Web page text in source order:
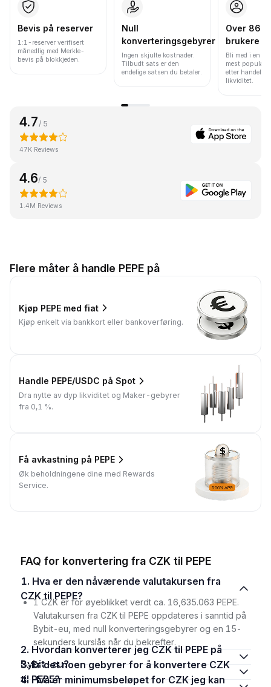
Bevis på reserver
1:1-reserver verifisert
månedlig med Merkle-
bevis på blokkjeden.
Null
konverteringsgebyrer
Ingen skjulte kostnader.
Tilbudt sats er den
endelige satsen du betaler.
Over 86
brukere
Bli med i en av
mest
etter
likviditet.
4.7 / 5
47K Reviews
4.6/ 5
1.4M Reviews
Flere måter å handle PEPE på
Kjøp PEPE med fiat
Kjøp enkelt via bankkort eller bankoverføring.
Handle PEPE/USDC på Spot
Dra nytte av dyp likviditet og Maker-gebyrer
fra 0,1 %.
Få avkastning på PEPE
Øk beholdningene dine med Rewards
Service.
FAQ for konvertering fra CZK til PEPE
1. Hva er den nåværende valutakursen fra
CZK til PEPE?
1 CZK er for øyeblikket verdt ca. 16,635.063 PEPE.
Valutakursen fra CZK til PEPE oppdateres i sanntid på
Bybit-eu, med null konverteringsgebyrer og en 15-
sekunders kurslås når du bekrefter.
2. Hvordan konverterer jeg CZK til PEPE på
Bybit-eu?
3. Er det noen gebyrer for å konvertere CZK
til PEPE?
4. Hva er minimumsbeløpet for CZK jeg kan